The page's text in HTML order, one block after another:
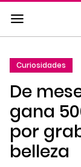
Saltar
al
contenido
la
navegación
principal
Curiosidades
De
gana
por
belleza